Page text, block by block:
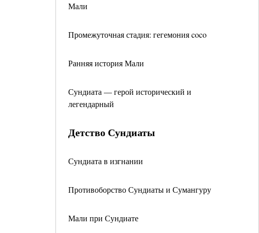
Мали
Промежуточная стадия: гегемония coco
Ранняя история Мали
Сундиата — герой исторический и
легендарный
Детство Сундиаты
Сундиата в изгнании
Противоборство Сундиаты и Сумангуру
Мали при Сундиате